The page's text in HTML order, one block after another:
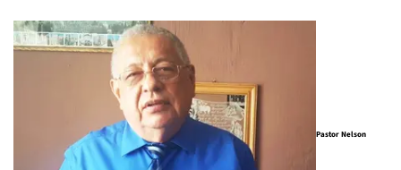
Pastor Nelson